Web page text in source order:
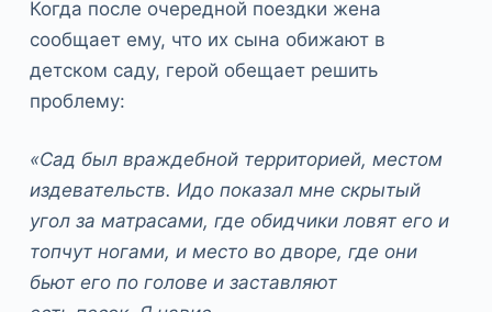
Когда после очередной поездки жена
сообщает ему, что их сына обижают в
детском саду, герой обещает решить
проблему:
«Сад был враждебной территорией, местом
издевательств. Идо показал мне скрытый
угол за матрасами, где обидчики ловят его и
топчут ногами, и место во дворе, где они
бьют его по голове и заставляют